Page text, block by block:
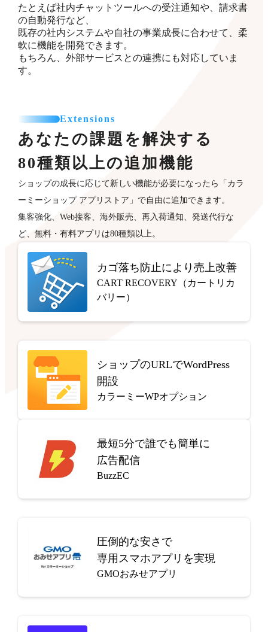
たとえば社内チャットツールへの受注通知や、請求書
の自動発行など、
既存の社内システムや自社の事業成長に合わせて、柔
軟に機能を開発できます。
もちろん、外部サービスとの連携にも対応していま
す。
Extensions
あなたの課題を解決する
80種類以上の追加機能
ショップの成長に応じて新しい機能が必要になったら「カラ
ーミーショップ アプリストア」で自由に追加できます。
集客強化、Web接客、海外販売、再入荷通知、発送代行な
ど、無料・有料アプリは80種類以上。
カゴ落ち防止により売上改善
CART RECOVERY（カートリカ
バリー）
ショップのURLでWordPress
開設
カラーミーWPオプション
最短5分で誰でも簡単に
広告配信
BuzzEC
圧倒的な安さで
専用スマホアプリを実現
GMOおみせアプリ